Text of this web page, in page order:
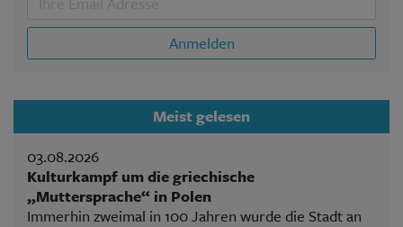
Anmelden
Meist gelesen
03.08.2026
Kulturkampf um die griechische
„Muttersprache“ in Polen
Immerhin zweimal in 100 Jahren wurde die Stadt an